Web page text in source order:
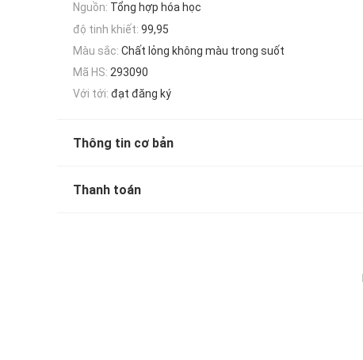
Nguồn: Tổng hợp hóa học
độ tinh khiết: 99,95
Màu sắc: Chất lỏng không màu trong suốt
Mã HS: 293090
Với tới: đạt đăng ký
Thông tin cơ bản
Thanh toán